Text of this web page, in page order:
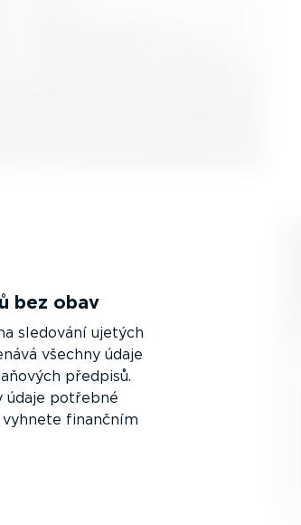
bez obav
sledování ujetých
všechny údaje
předpisů.
údaje potřebné
finančním